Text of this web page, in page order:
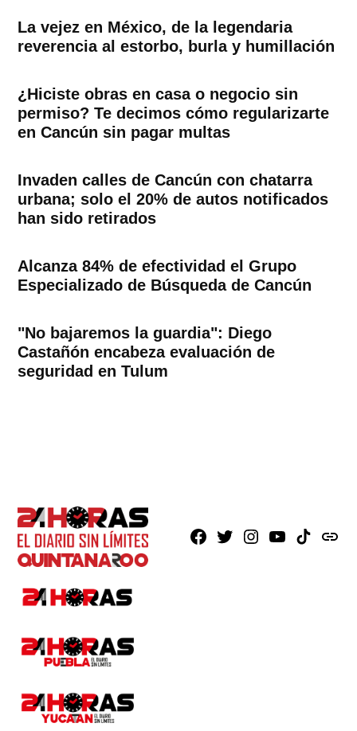
La vejez en México, de la legendaria
reverencia al estorbo, burla y humillación
¿Hiciste obras en casa o negocio sin
permiso? Te decimos cómo regularizarte
en Cancún sin pagar multas
Invaden calles de Cancún con chatarra
urbana; solo el 20% de autos notificados
han sido retirados
Alcanza 84% de efectividad el Grupo
Especializado de Búsqueda de Cancún
"No bajaremos la guardia": Diego
Castañón encabeza evaluación de
seguridad en Tulum
Facebook
X Instagram
YoutubeTikTokissuu